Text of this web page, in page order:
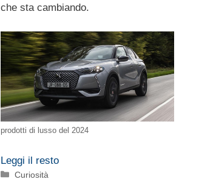
che sta cambiando.
prodotti di lusso del 2024
Leggi il resto
Categorie
Curiosità